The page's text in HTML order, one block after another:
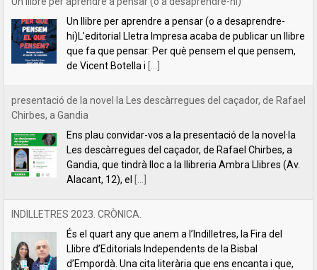
Ens plau convidar-vos a la presentació de la novel·la
Les descàrregues del caçador, de Rafael Chirbes, a
Gandia, que tindrà lloc a la llibreria Ambra Llibres (Av.
Alacant, 12), el [...]
INDILLETRES 2023. CRÒNICA.
És el quart any que anem a l’Indilletres, la Fira del
Llibre d’Editorials Independents de la Bisbal
d’Empordà. Una cita literària que ens encanta i que,
per nosaltres, és com[...]
Filipa Leal recita el poema "Estimar", de Florbela Espanca a la
RTP2 de Portugal
La poeta Filipa Leal, una de les veus més reeixides de la lírica
lusitana actual, va tindre l’amabilitat de llegir el poema “Estimar”
de Florbela Espanca al programa de literatura[...]